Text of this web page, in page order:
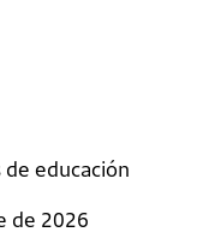
educación
de 2026